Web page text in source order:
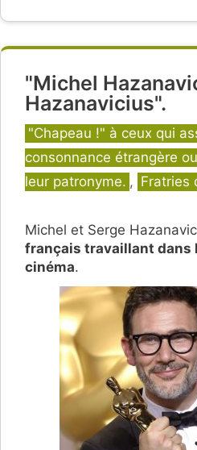
"Michel
Hazanavicius".
Catégories
"Chapeau !" à ceux qui
consonnance étrangère
leur patronyme. , Fratries
Michel et Serge
français travaillant dans
cinéma.